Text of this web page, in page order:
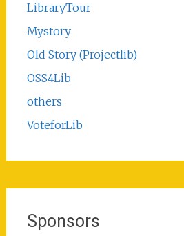
LibraryTour
Mystory
Old Story (Projectlib)
OSS4Lib
others
VoteforLib
Sponsors